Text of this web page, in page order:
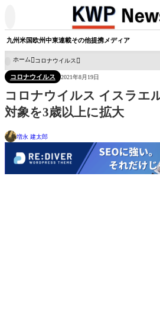
九州米国欧州中東連載その他提携メディア
ホーム コロナウイルス
コロナウイルス 2021年8月19日
コロナウイルス イスラエ
対象を3歳以上に拡大
増永 建太郎